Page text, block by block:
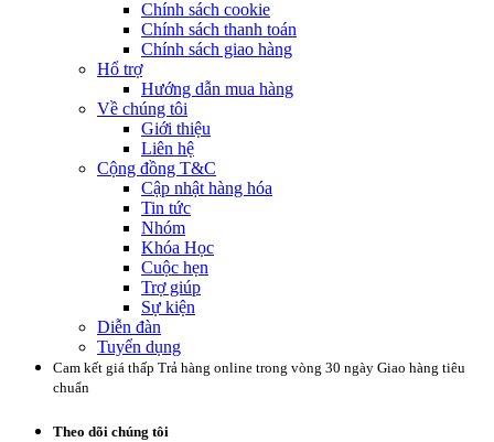
Chính sách cookie
Chính sách thanh toán
Chính sách giao hàng
Hổ trợ
Hướng dẫn mua hàng
Về chúng tôi
Giới thiệu
Liên hệ
Cộng đồng T&C
Cập nhật hàng hóa
Tin tức
Nhóm
Khóa Học
Cuộc hẹn
Trợ giúp
Sự kiện
Diễn đàn
Tuyển dụng
Cam kết giá thấp Trả hàng online trong vòng 30 ngày Giao hàng tiêu
chuẩn
Theo dõi chúng tôi